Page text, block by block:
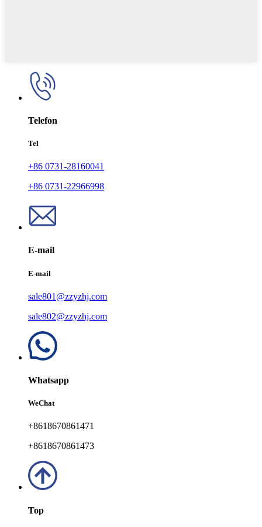
Telefon
Tel
+86 0731-28160041
+86 0731-22966998
E-mail
E-mail
sale801@zzyzhj.com
sale802@zzyzhj.com
Whatsapp
WeChat
+8618670861471
+8618670861473
Top